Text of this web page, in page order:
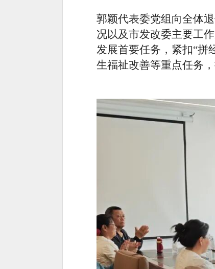
郭颖代表委党组向全体
况以及市发改委主要工作
发展首要任务，紧扣“拼
生福祉改善等重点任务